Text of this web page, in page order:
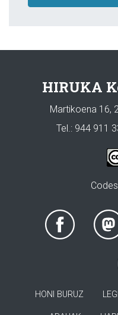
HIRUKA
Martikoena 16,
Tel.: 944 911
HONI BURUZ